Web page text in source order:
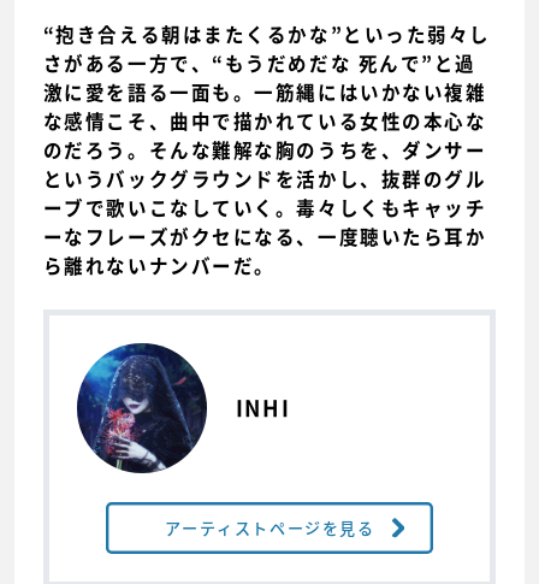
“抱き合える朝はまたくるかな”といった弱々し
さがある一方で、“もうだめだな 死んで”と過
激に愛を語る一面も。一筋縄にはいかない複雑
な感情こそ、曲中で描かれている女性の本心な
のだろう。そんな難解な胸のうちを、ダンサー
というバックグラウンドを活かし、抜群のグル
ーブで歌いこなしていく。毒々しくもキャッチ
ーなフレーズがクセになる、一度聴いたら耳か
ら離れないナンバーだ。
INHI
アーティストページを見る